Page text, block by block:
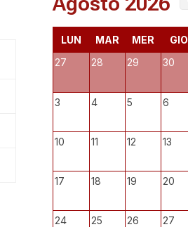
LUN MAR MER GIO
27
28 29 30
3 4 5 6
10 11 12 13
17 18 19 20
24 25 26 27